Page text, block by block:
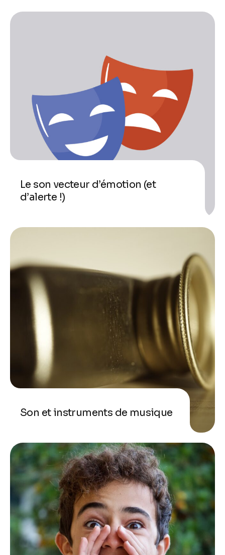
Le son vecteur d’émotion (et
d’alerte !)
Son et instruments de musique